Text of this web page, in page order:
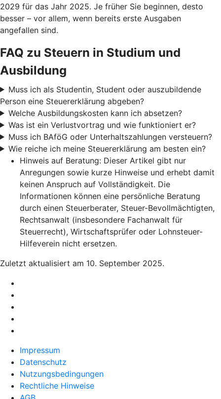
2029 für das Jahr 2025. Je früher Sie beginnen, desto
besser – vor allem, wenn bereits erste Ausgaben
angefallen sind.
FAQ zu Steuern in Studium und
Ausbildung
Muss ich als Studentin, Student oder auszubildende
Person eine Steuererklärung abgeben?
Welche Ausbildungskosten kann ich absetzen?
Was ist ein Verlustvortrag und wie funktioniert er?
Muss ich BAföG oder Unterhaltszahlungen versteuern?
Wie reiche ich meine Steuererklärung am besten ein?
Hinweis auf Beratung: Dieser Artikel gibt nur
Anregungen sowie kurze Hinweise und erhebt damit
keinen Anspruch auf Vollständigkeit. Die
Informationen können eine persönliche Beratung
durch einen Steuerberater, Steuer-Bevollmächtigten,
Rechtsanwalt (insbesondere Fachanwalt für
Steuerrecht), Wirtschaftsprüfer oder Lohnsteuer-
Hilfeverein nicht ersetzen.
Zuletzt aktualisiert am 10. September 2025.
Impressum
Datenschutz
Nutzungsbedingungen
Rechtliche Hinweise